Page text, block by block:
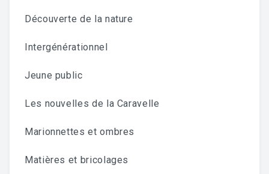
Découverte de la nature
Intergénérationnel
Jeune public
Les nouvelles de la Caravelle
Marionnettes et ombres
Matières et bricolages